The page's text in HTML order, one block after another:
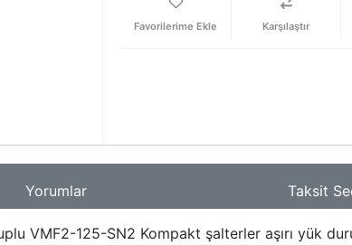
Karşılaştır
Yorumlar Taksit
VMF2-125-SN2 Kompakt şalterler aşırı yük